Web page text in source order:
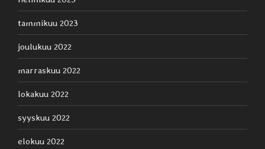
tammikuu 2023
joulukuu 2022
marraskuu 2022
lokakuu 2022
syyskuu 2022
elokuu 2022